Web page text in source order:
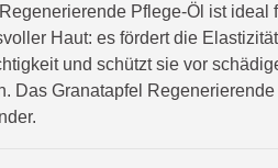
Pflege-Öl ist ideal
Haut: es fördert die
und schützt sie vor
Das Granatapfel